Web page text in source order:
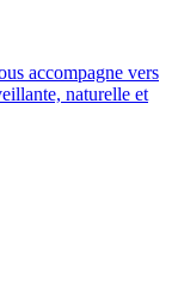
accompagne vers
naturelle et